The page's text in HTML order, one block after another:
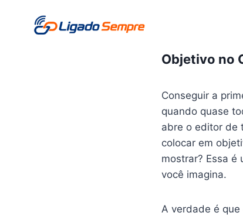
Objetivo no
Conseguir a
quando quase
abre o editor de
colocar em
mostrar? Essa é
você imagina.
A verdade é